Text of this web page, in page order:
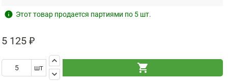
info Этот товар продается партиями по 5 шт.
5 125 ₽
шт
keyboard_arrow_up
keyboard_arrow_down
shopping_cart